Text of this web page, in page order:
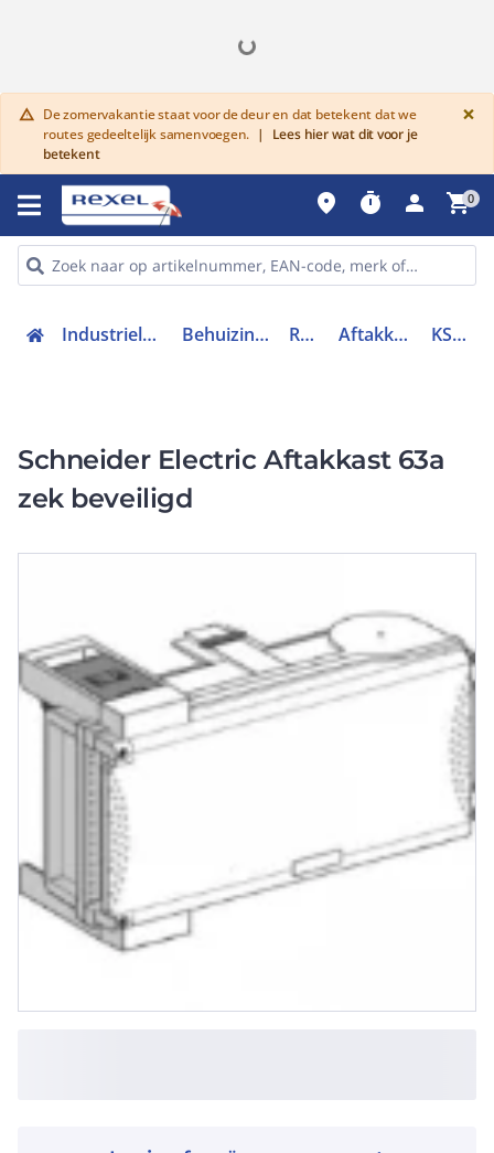
warning De zomervakantie staat voor de deur en dat betekent dat we
routes gedeeltelijk samenvoegen. |
Lees hier wat dit voor je
betekent
×
place timer person shopping_cart0
Industriele componenten Behuizingen en kasten Railkoker Aftakkast railkoker KSB63SD4
Schneider Electric Aftakkast 63a
zek beveiligd